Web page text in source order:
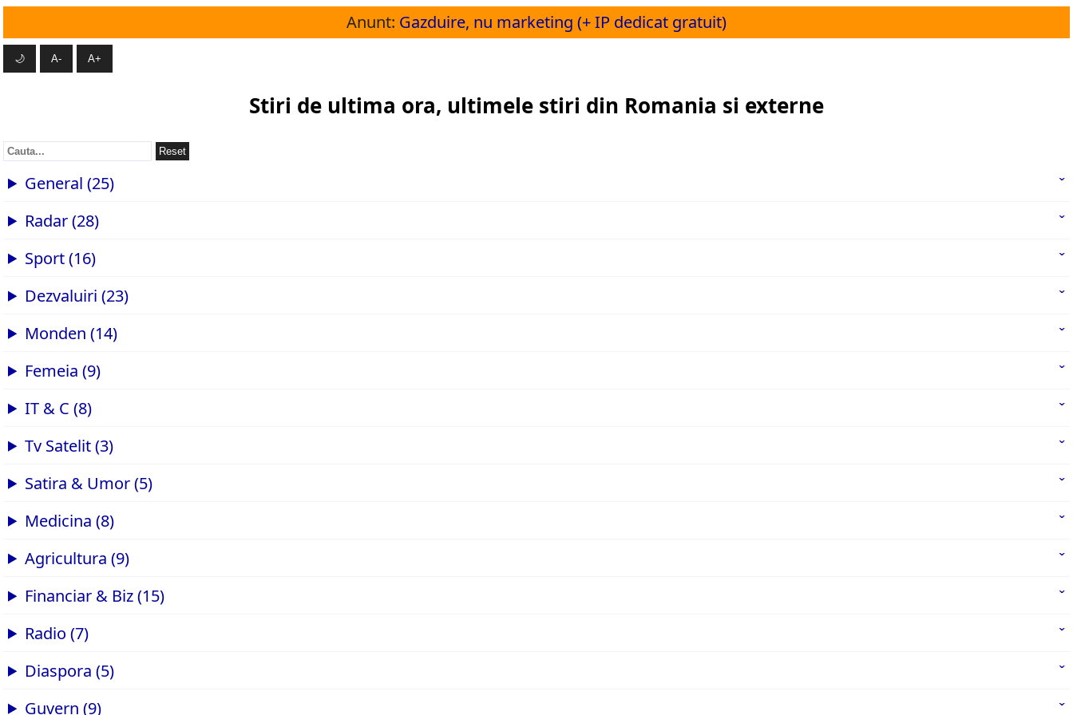
Anunt: Gazduire, nu marketing (+ IP dedicat gratuit)
🌙 A- A+
Stiri de ultima ora, ultimele stiri din Romania si externe
Reset
General (25)
Radar (28)
Sport (16)
Dezvaluiri (23)
Monden (14)
Femeia (9)
IT & C (8)
Tv Satelit (3)
Satira & Umor (5)
Medicina (8)
Agricultura (9)
Financiar & Biz (15)
Radio (7)
Diaspora (5)
Guvern (9)